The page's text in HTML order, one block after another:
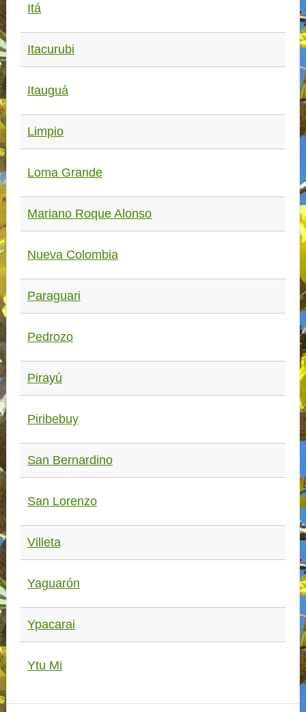
Itá
Itacurubi
Itauguá
Limpio
Loma Grande
Mariano Roque Alonso
Nueva Colombia
Paraguari
Pedrozo
Pirayú
Piribebuy
San Bernardino
San Lorenzo
Villeta
Yaguarón
Ypacarai
Ytu Mi